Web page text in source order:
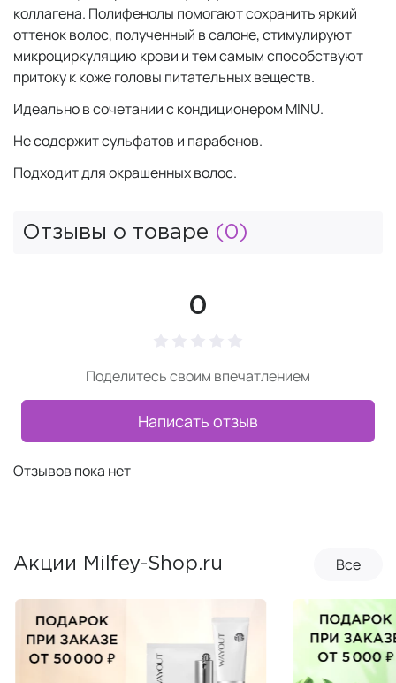
коллагена. Полифенолы помогают сохранить яркий
оттенок волос, полученный в салоне, стимулируют
микроциркуляцию крови и тем самым способствуют
притоку к коже головы питательных веществ.
Идеально в сочетании с кондиционером MINU.
Не содержит сульфатов и парабенов.
Подходит для окрашенных волос.
Отзывы о товаре (0)
0
Поделитесь своим впечатлением
Написать отзыв
Отзывов пока нет
Акции Milfey-Shop.ru Все